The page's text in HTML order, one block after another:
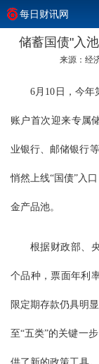
每日财讯网
储蓄国债"入
来源：经
6月10日，今
账户首次迎来专属
业银行、邮储银行
悄然上线“国债”入
金产品池。
根据财政部、
个品种，票面年利
限定期存款仍具明
至“五类”的关键一